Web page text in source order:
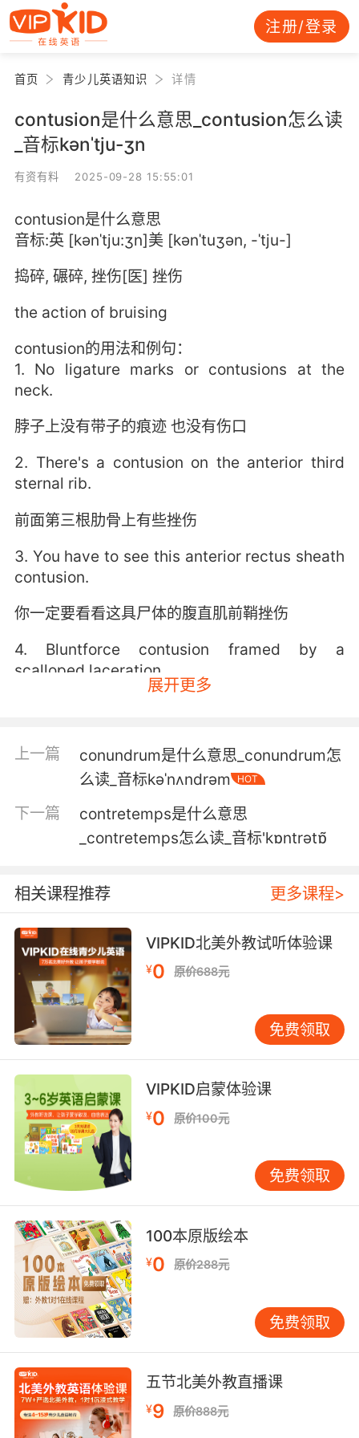
注册/登录
首页 青少儿英语知识 详情
contusion是什么意思_contusion怎么读
_音标kənˈtju-ʒn
有资有料 2025-09-28 15:55:01
contusion是什么意思
音标:英 [kənˈtju:ʒn]美 [kənˈtuʒən, -ˈtju-]
捣碎, 碾碎, 挫伤[医] 挫伤
the action of bruising
contusion的用法和例句：
1. No ligature marks or contusions at the
neck.
脖子上没有带子的痕迹 也没有伤口
2. There's a contusion on the anterior third
sternal rib.
前面第三根肋骨上有些挫伤
3. You have to see this anterior rectus sheath
contusion.
你一定要看看这具尸体的腹直肌前鞘挫伤
4. Bluntforce contusion framed by a
scalloped laceration.
5. This contusion's at least three weeks old.
这个擦伤至少有三周时间了
6. Multiple contusions, fractures, damage to
7. contusions about the neck and face,
similarly to his fists.
脖颈 面部有挫伤 手上也有
8. There was a contusion on the back of her
head, but no bleeding in the brain.
她的后腦勺有一處撞傷 不過沒有腦出血的癥狀
9. Plus he had some minor contusions and a
broken neck.
此外还有几处挫伤 脖子也被拧断了
10. No chest contusions or secondary injuries
evident.
胸部无创伤 也无二次受伤的迹象
展开更多
上一篇
conundrum是什么意思_conundrum怎
么读_音标kəˈnʌndrəm
HOT
下一篇
contretemps是什么意思
_contretemps怎么读_音标'kɒntrətɒ̃
相关课程推荐 更多课程>
VIPKID北美外教试听体验课
¥0 原价688元
免费领取
VIPKID启蒙体验课
¥0 原价100元
免费领取
100本原版绘本
¥0 原价288元
免费领取
五节北美外教直播课
¥9 原价888元